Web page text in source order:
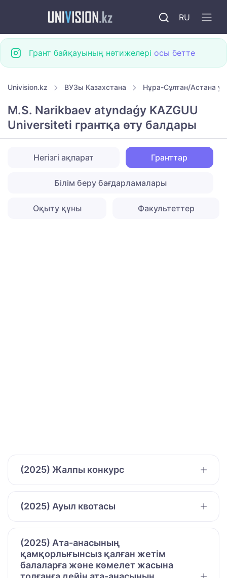
RU
Грант байқауының нәтижелері осы бетте
Univision.kz ВУЗы Казахстана Нұра-Сұлтан/Астана
M.S. Narikbaev atyndaǵy KAZGUU
Universiteti грантқа өту балдары
Негізгі ақпарат Гранттар
Білім беру бағдарламалары
Оқыту құны Факультеттер
(2025) Жалпы конкурс
(2025) Ауыл квотасы
(2025) Ата-анасының
қамқорлығынсыз қалған жетім
балаларға және кәмелет жасына